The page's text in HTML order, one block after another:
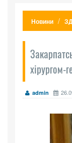
Новини
admin